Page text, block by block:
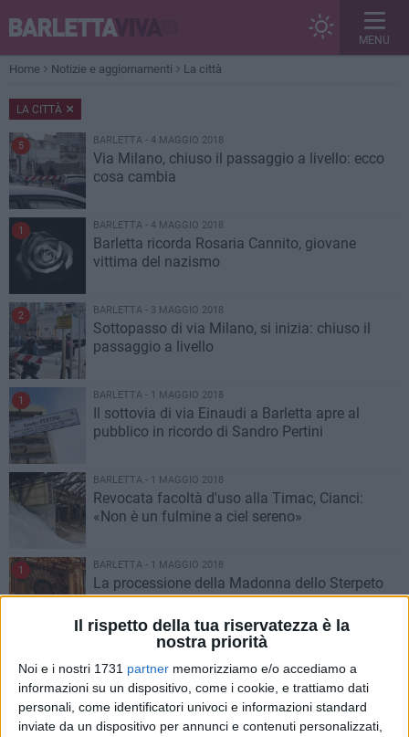
Il rispetto della tua riservatezza è la
nostra priorità
Noi e i nostri 1731 partner memorizziamo e/o accediamo a
informazioni su un dispositivo, come i cookie, e trattiamo dati
personali, come identificatori univoci e informazioni standard
inviate da un dispositivo per annunci e contenuti personalizzati,
MENU
Home Notizie e aggiornamenti La città
LA CITTÀ
5 BARLETTA - 4 MAGGIO 2018
Via Milano, chiuso il passaggio a livello: ecco
cosa cambia
1 BARLETTA - 4 MAGGIO 2018
Barletta ricorda Rosaria Cannito, giovane
vittima del nazismo
2 BARLETTA - 3 MAGGIO 2018
Sottopasso di via Milano, si inizia: chiuso il
passaggio a livello
1 BARLETTA - 1 MAGGIO 2018
Il sottovia di via Einaudi a Barletta apre al
pubblico in ricordo di Sandro Pertini
BARLETTA - 1 MAGGIO 2018
Revocata facoltà d'uso alla Timac, Cianci:
«Non è un fulmine a ciel sereno»
1 BARLETTA - 1 MAGGIO 2018
La processione della Madonna dello Sterpeto
non passa dalla Timac
BARLETTA - 1 MAGGIO 2018
Il sottovia dello Sterpeto dedicato a San
Giuseppe Marello